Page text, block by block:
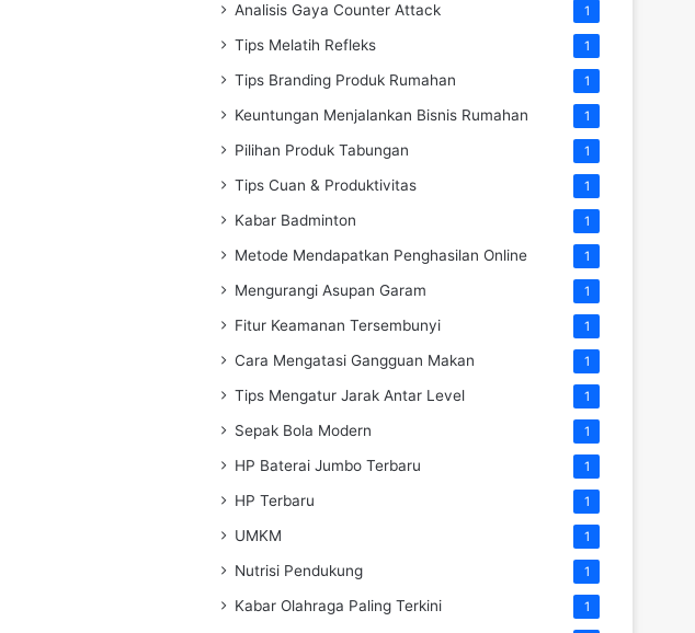
Analisis Gaya Counter Attack 1
Tips Melatih Refleks 1
Tips Branding Produk Rumahan 1
Keuntungan Menjalankan Bisnis Rumahan 1
Pilihan Produk Tabungan 1
Tips Cuan & Produktivitas 1
Kabar Badminton 1
Metode Mendapatkan Penghasilan Online 1
Mengurangi Asupan Garam 1
Fitur Keamanan Tersembunyi 1
Cara Mengatasi Gangguan Makan 1
Tips Mengatur Jarak Antar Level 1
Sepak Bola Modern 1
HP Baterai Jumbo Terbaru 1
HP Terbaru 1
UMKM 1
Nutrisi Pendukung 1
Kabar Olahraga Paling Terkini 1